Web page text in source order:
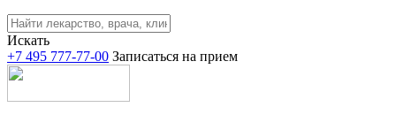
Искать
+7 495 777-77-00 Записаться на прием